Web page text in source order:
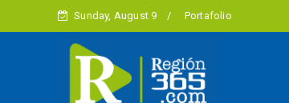
Sunday, August 9 Portafolio